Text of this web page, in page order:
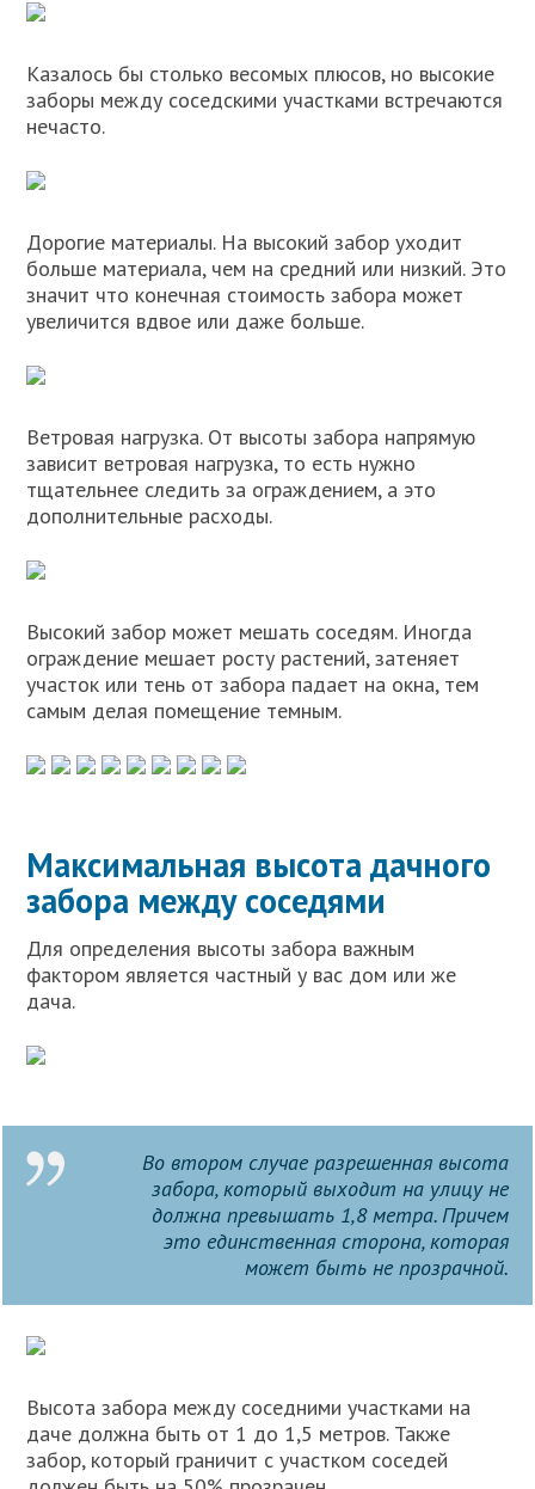
Казалось бы столько весомых плюсов, но высокие
заборы между соседскими участками встречаются
нечасто.
Дорогие материалы. На высокий забор уходит
больше материала, чем на средний или низкий. Это
значит что конечная стоимость забора может
увеличится вдвое или даже больше.
Ветровая нагрузка. От высоты забора напрямую
зависит ветровая нагрузка, то есть нужно
тщательнее следить за ограждением, а это
дополнительные расходы.
Высокий забор может мешать соседям. Иногда
ограждение мешает росту растений, затеняет
участок или тень от забора падает на окна, тем
самым делая помещение темным.
Максимальная высота дачного
забора между соседями
Для определения высоты забора важным
фактором является частный у вас дом или же
дача.
Во втором случае разрешенная высота
забора, который выходит на улицу не
должна превышать 1,8 метра. Причем
это единственная сторона, которая
может быть не прозрачной.
Высота забора между соседними участками на
даче должна быть от 1 до 1,5 метров. Также
забор, который граничит с участком соседей